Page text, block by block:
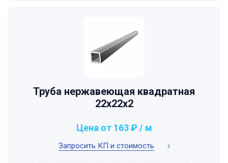
Труба нержавеющая квадратная
22х22х2
Запросить КП и стоимость
Цена от 163 ₽ / м